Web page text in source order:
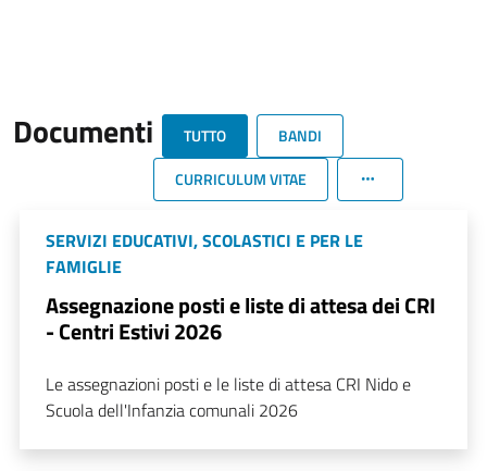
Documenti TUTTO
BANDI
CURRICULUM VITAE
SERVIZI EDUCATIVI, SCOLASTICI E PER LE
FAMIGLIE
Assegnazione posti e liste di attesa dei CRI
- Centri Estivi 2026
Le assegnazioni posti e le liste di attesa CRI Nido e
Scuola dell'Infanzia comunali 2026